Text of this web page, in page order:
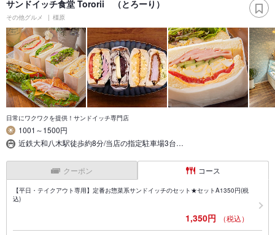
サンドイッチ食堂 Tororii （とろーり）
その他グルメ 橿原
日常にワクワクを提供！サンドイッチ専門店
1001～1500円
近鉄大和八木駅徒歩約8分/当店の指定駐車場3台…
クーポン コース
【平日・テイクアウト専用】定番お惣菜系サンドイッチのセット★セットA1350円(税
込)
1,350円 （税込）